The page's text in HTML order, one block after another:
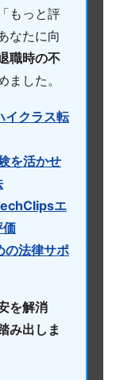
もっと評
なたに向
職時の不
ました。
イクラス転
を活かせ
エ
価
の法律サポ
を解消
み出しま